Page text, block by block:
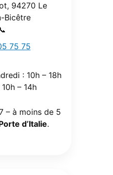
94270 Le
Bicêtre
75 75
: 10h – 18h
– 14h
– à moins de 5
d’Italie.